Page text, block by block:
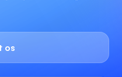
os